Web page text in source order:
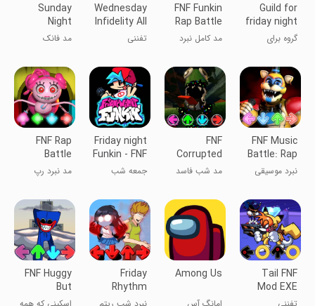
Guild for
friday night
funkin fnf
گروه برای
جمعه فینکین
FNF
FNF Funkin
Rap Battle
Full Mod
مد کامل نبرد
FNF
Wednesday
Infidelity All
Mod
تفننی
Sunday
Night
Funkin FNF
مد فانک
یکشنبه
FNF Music
Battle: Rap
Full Mod
نبرد موسیقی
رپ
FNF
Corrupted
Night Pibby
مد شب فاسد
Friday night
Funkin - FNF
Mod
جمعه شب
FNF
FNF Rap
Battle
Funkin Beat
مد نبرد رپ
Beat
Tail FNF
Mod EXE
Among Us
Friday
Rhythm
Night Battle
FNF Huggy
But
Everyone